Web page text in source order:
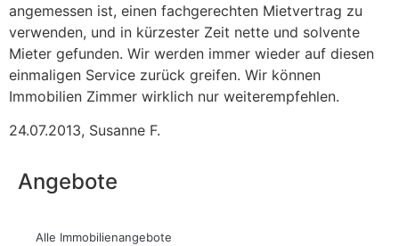
angemessen ist, einen fachgerechten Mietvertrag zu
verwenden, und in kürzester Zeit nette und solvente
Mieter gefunden. Wir werden immer wieder auf diesen
einmaligen Service zurück greifen. Wir können
Immobilien Zimmer wirklich nur weiterempfehlen.
24.07.2013, Susanne F.
Angebote
Alle Immobilienangebote